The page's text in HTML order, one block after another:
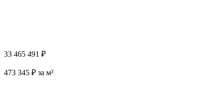
33 465 491 ₽
473 345 ₽ за м²